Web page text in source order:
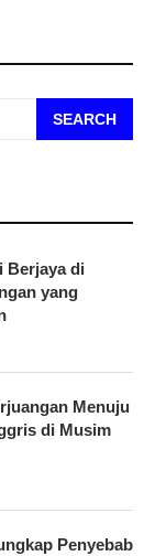
SEARCH
Berjaya di
yang
Menuju
di Musim
Penyebab